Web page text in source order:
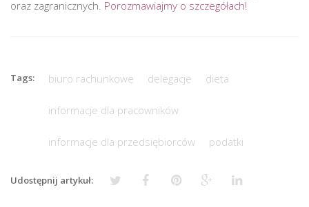
oraz zagranicznych. Porozmawiajmy o szczegółach!
Tags: biuro rachunkowe delegacje dieta
informacje dla pracowników
informacje dla przedsiębiorców podatki
Udostępnij artykuł: